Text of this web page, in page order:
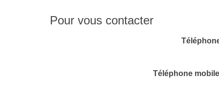
Pour vous contacter
Téléphone